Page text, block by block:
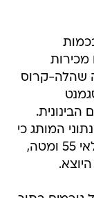
שעה שהלה-קרוס
סגמנט
המותג כי
30 אחוזים מרוכשי הלה-קרוס הם בגילאי 55 ומטה,
בתוך